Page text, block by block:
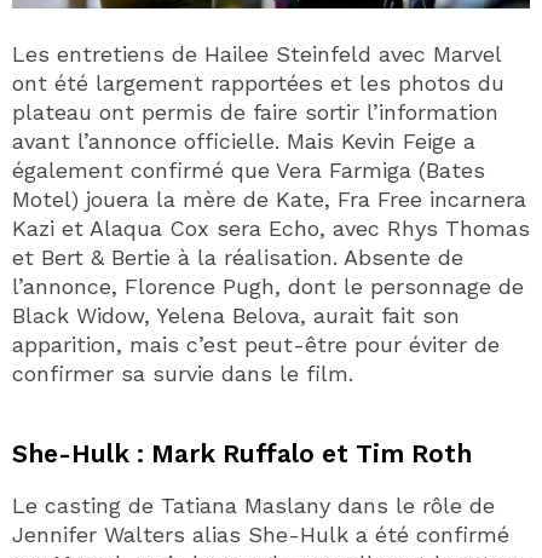
Les entretiens de Hailee Steinfeld avec Marvel
ont été largement rapportées et les photos du
plateau ont permis de faire sortir l’information
avant l’annonce officielle. Mais Kevin Feige a
également confirmé que Vera Farmiga (Bates
Motel) jouera la mère de Kate, Fra Free incarnera
Kazi et Alaqua Cox sera Echo, avec Rhys Thomas
et Bert & Bertie à la réalisation. Absente de
l’annonce, Florence Pugh, dont le personnage de
Black Widow, Yelena Belova, aurait fait son
apparition, mais c’est peut-être pour éviter de
confirmer sa survie dans le film.
She-Hulk : Mark Ruffalo et Tim Roth
Le casting de Tatiana Maslany dans le rôle de
Jennifer Walters alias She-Hulk a été confirmé